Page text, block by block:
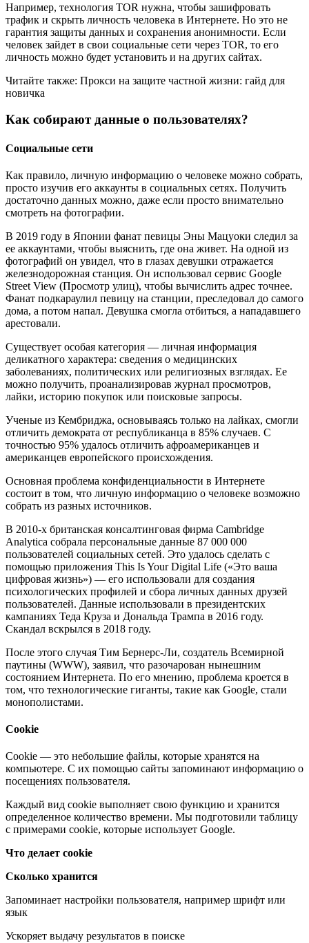
Например, технология TOR нужна, чтобы зашифровать
трафик и скрыть личность человека в Интернете. Но это не
гарантия защиты данных и сохранения анонимности. Если
человек зайдет в свои социальные сети через TOR, то его
личность можно будет установить и на других сайтах.
Читайте также: Прокси на защите частной жизни: гайд для
новичка
Как собирают данные о пользователях?
Социальные сети
Как правило, личную информацию о человеке можно собрать,
просто изучив его аккаунты в социальных сетях. Получить
достаточно данных можно, даже если просто внимательно
смотреть на фотографии.
В 2019 году в Японии фанат певицы Эны Мацуоки следил за
ее аккаунтами, чтобы выяснить, где она живет. На одной из
фотографий он увидел, что в глазах девушки отражается
железнодорожная станция. Он использовал сервис Google
Street View (Просмотр улиц), чтобы вычислить адрес точнее.
Фанат подкараулил певицу на станции, преследовал до самого
дома, а потом напал. Девушка смогла отбиться, а нападавшего
арестовали.
Существует особая категория — личная информация
деликатного характера: сведения о медицинских
заболеваниях, политических или религиозных взглядах. Ее
можно получить, проанализировав журнал просмотров,
лайки, историю покупок или поисковые запросы.
Ученые из Кембриджа, основываясь только на лайках, смогли
отличить демократа от республиканца в 85% случаев. С
точностью 95% удалось отличить афроамериканцев и
американцев европейского происхождения.
Основная проблема конфиденциальности в Интернете
состоит в том, что личную информацию о человеке возможно
собрать из разных источников.
В 2010-х британская консалтинговая фирма Cambridge
Analytica собрала персональные данные 87 000 000
пользователей социальных сетей. Это удалось сделать с
помощью приложения This Is Your Digital Life («Это ваша
цифровая жизнь») — его использовали для создания
психологических профилей и сбора личных данных друзей
пользователей. Данные использовали в президентских
кампаниях Теда Круза и Дональда Трампа в 2016 году.
Скандал вскрылся в 2018 году.
После этого случая Тим Бернерс-Ли, создатель Всемирной
паутины (WWW), заявил, что разочарован нынешним
состоянием Интернета. По его мнению, проблема кроется в
том, что технологические гиганты, такие как Google, стали
монополистами.
Cookie
Cookie — это небольшие файлы, которые хранятся на
компьютере. С их помощью сайты запоминают информацию о
посещениях пользователя.
Каждый вид cookie выполняет свою функцию и хранится
определенное количество времени. Мы подготовили таблицу
с примерами cookie, которые использует Google.
Что делает cookie
Сколько хранится
Запоминает настройки пользователя, например шрифт или
язык
Ускоряет выдачу результатов в поиске